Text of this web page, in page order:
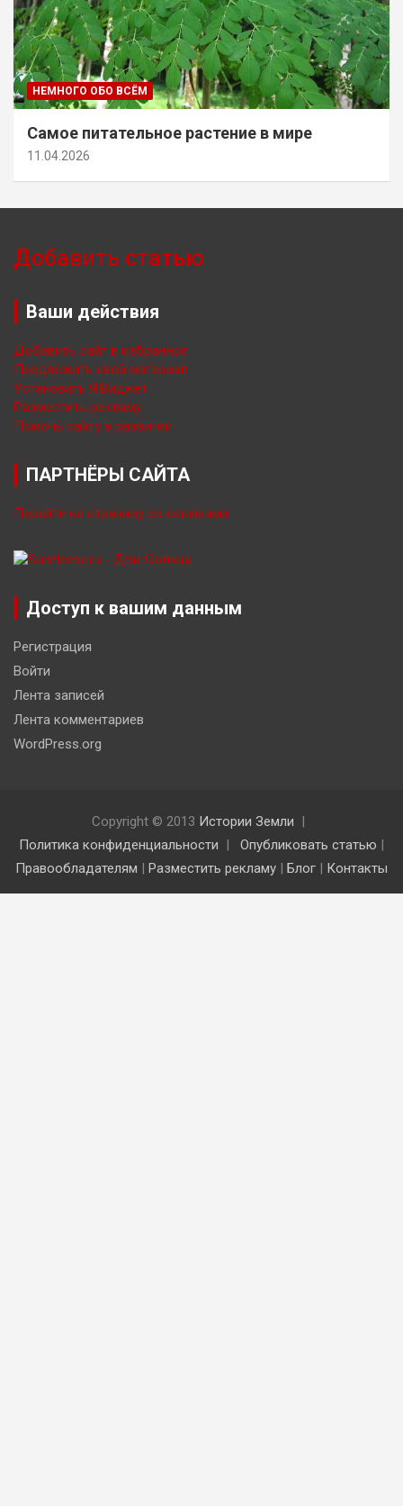
НЕМНОГО ОБО ВСЁМ
Самое питательное растение в мире
11.04.2026
Добавить статью
Ваши действия
Добавить сайт в избранное
Предложить свой материал
Установить Я.Виджет
Разместить рекламу
Помочь сайту в развитии
ПАРТНЁРЫ САЙТА
Перейти на страницу со ссылками
Доступ к вашим данным
Регистрация
Войти
Лента записей
Лента комментариев
WordPress.org
Copyright © 2013 Истории Земли
Политика конфиденциальности
Опубликовать статью |
Правообладателям | Разместить рекламу | Блог | Контакты